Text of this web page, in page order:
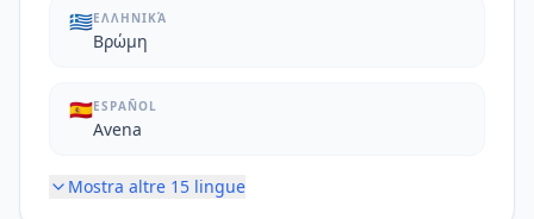
🇬🇷ΕΛΛΗΝΙΚΆ
Βρώμη
🇪🇸ESPAÑOL
Avena
Mostra altre 15 lingue